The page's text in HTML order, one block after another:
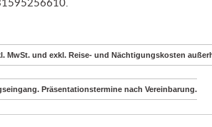
MwSt. und exkl. Reise- und Nächtigungskosten
Präsentationstermine nach Vereinbarung.